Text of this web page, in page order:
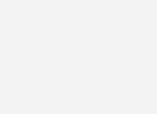
Ende Wärmepumpen
hat die Abschaffung der EEG-
Das macht auch den Betrieb